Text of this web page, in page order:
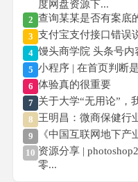
度网盘资源下...
2 查询某某是否有案底
3 支付宝支付接口错误
4 馒头商学院 头条号内
5 小程序 | 在首页判断
6 体验真的很重要
7 关于大学“无用论”，
8 王明昌：微商保健行
9 《中国互联网地下
10 资源分享 |
零...